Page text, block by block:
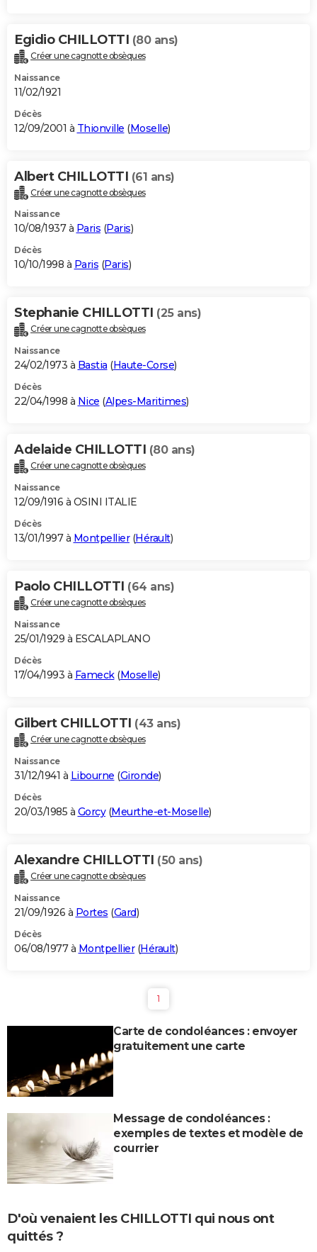
Egidio CHILLOTTI (80 ans)
Créer une cagnotte obsèques
Naissance
11/02/1921
Décès
12/09/2001 à Thionville (Moselle)
Albert CHILLOTTI (61 ans)
Créer une cagnotte obsèques
Naissance
10/08/1937 à Paris (Paris)
Décès
10/10/1998 à Paris (Paris)
Stephanie CHILLOTTI (25 ans)
Créer une cagnotte obsèques
Naissance
24/02/1973 à Bastia (Haute-Corse)
Décès
22/04/1998 à Nice (Alpes-Maritimes)
Adelaide CHILLOTTI (80 ans)
Créer une cagnotte obsèques
Naissance
12/09/1916 à OSINI ITALIE
Décès
13/01/1997 à Montpellier(Hérault)
Paolo CHILLOTTI (64 ans)
Créer une cagnotte obsèques
Naissance
25/01/1929 à ESCALAPLANO
Décès
17/04/1993 à Fameck(Moselle)
Gilbert CHILLOTTI (43 ans)
Créer une cagnotte obsèques
Naissance
31/12/1941 à Libourne (Gironde)
Décès
20/03/1985 à Gorcy(Meurthe-et-Moselle)
Alexandre CHILLOTTI (50 ans)
Créer une cagnotte obsèques
Naissance
21/09/1926 à Portes (Gard)
Décès
06/08/1977 à Montpellier(Hérault)
1
Carte de condoléances : envoyer
gratuitement une carte
Message de condoléances :
exemples de textes et modèle de
courrier
D'où venaient les CHILLOTTI qui nous ont
quittés ?